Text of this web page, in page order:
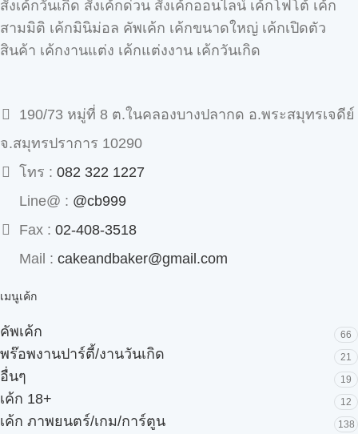
สั่งเค้กวันเกิด สั่งเค้กด่วน สั่งเค้กออนไลน์ เค้กโฟโต้ เค้ก
สามมิติ เค้กมินิม่อล คัพเค้ก เค้กขนาดใหญ่ เค้กเปิดตัว
สินค้า เค้กงานแต่ง เค้กแต่งงาน เค้กวันเกิด
190/73 หมู่ที่ 8 ต.ในคลองบางปลากด อ.พระสมุทรเจดีย์
จ.สมุทรปราการ 10290
โทร : 082 322 1227
Line@ : @cb999
Fax : 02-408-3518
Mail : cakeandbaker@gmail.com
เมนูเค้ก
คัพเค้ก 66
พร๊อพงานปาร์ตี้/งานวันเกิด 21
อื่นๆ 19
เค้ก 18+ 12
เค้ก ภาพยนตร์/เกม/การ์ตูน 138